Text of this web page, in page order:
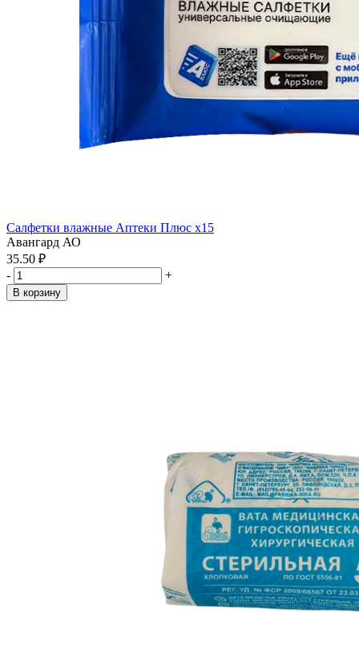
Салфетки влажные Аптеки Плюс x15
Авангард АО
35.50 ₽
-
+
В корзину